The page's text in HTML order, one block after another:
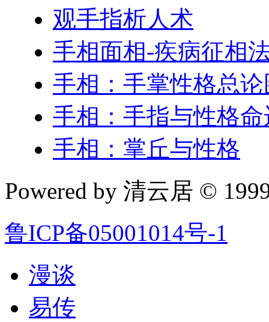
观手指析人术
手相面相-疾病征相
手相：手掌性格总
手相：手指与性格命
手相：掌丘与性格
Powered by 清云居 ©
鲁ICP备05001014号-1
漫谈
易传